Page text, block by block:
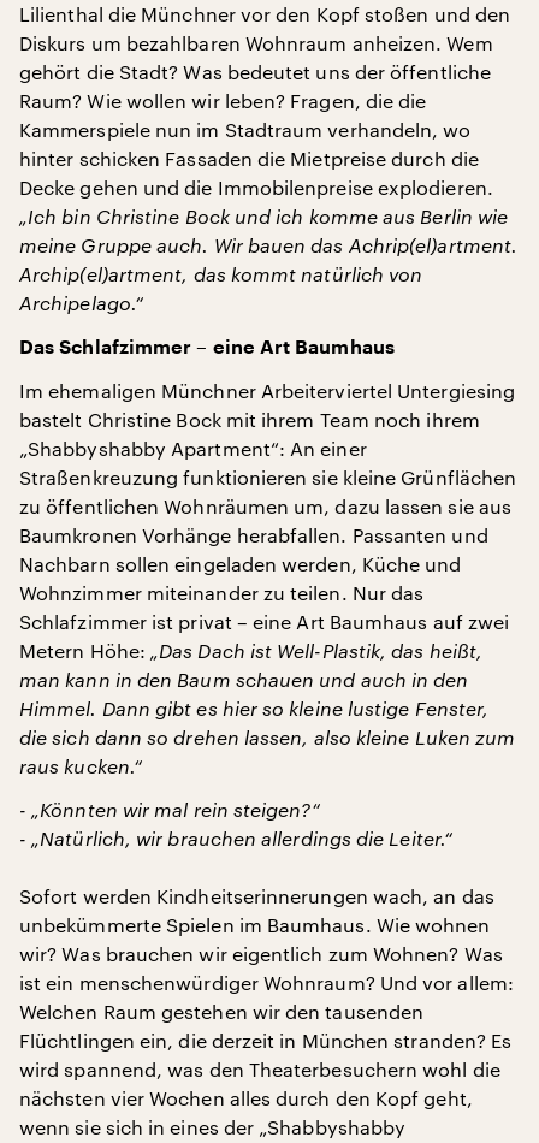
Lilienthal die Münchner vor den Kopf stoßen und den
Diskurs um bezahlbaren Wohnraum anheizen. Wem
gehört die Stadt? Was bedeutet uns der öffentliche
Raum? Wie wollen wir leben? Fragen, die die
Kammerspiele nun im Stadtraum verhandeln, wo
hinter schicken Fassaden die Mietpreise durch die
Decke gehen und die Immobilenpreise explodieren.
„Ich bin Christine Bock und ich komme aus Berlin wie
meine Gruppe auch. Wir bauen das Achrip(el)artment.
Archip(el)artment, das kommt natürlich von
Archipelago.“
Das Schlafzimmer – eine Art Baumhaus
Im ehemaligen Münchner Arbeiterviertel Untergiesing
bastelt Christine Bock mit ihrem Team noch ihrem
„Shabbyshabby Apartment“: An einer
Straßenkreuzung funktionieren sie kleine Grünflächen
zu öffentlichen Wohnräumen um, dazu lassen sie aus
Baumkronen Vorhänge herabfallen. Passanten und
Nachbarn sollen eingeladen werden, Küche und
Wohnzimmer miteinander zu teilen. Nur das
Schlafzimmer ist privat – eine Art Baumhaus auf zwei
Metern Höhe: „Das Dach ist Well-Plastik, das heißt,
man kann in den Baum schauen und auch in den
Himmel. Dann gibt es hier so kleine lustige Fenster,
die sich dann so drehen lassen, also kleine Luken zum
raus kucken.“
- „Könnten wir mal rein steigen?“
- „Natürlich, wir brauchen allerdings die Leiter.“
Sofort werden Kindheitserinnerungen wach, an das
unbekümmerte Spielen im Baumhaus. Wie wohnen
wir? Was brauchen wir eigentlich zum Wohnen? Was
ist ein menschenwürdiger Wohnraum? Und vor allem:
Welchen Raum gestehen wir den tausenden
Flüchtlingen ein, die derzeit in München stranden? Es
wird spannend, was den Theaterbesuchern wohl die
nächsten vier Wochen alles durch den Kopf geht,
wenn sie sich in eines der „Shabbyshabby